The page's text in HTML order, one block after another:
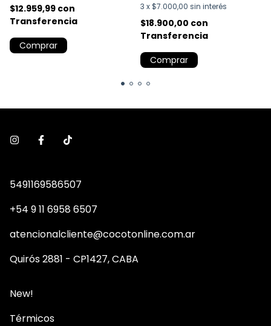
$12.959,99 con
Transferencia
Comprar
3 x $7.000,00 sin interés
$18.900,00 con
Transferencia
Comprar
5491169586507
+54 9 11 6958 6507
atencionalcliente@cocotonline.com.ar
Quirós 2881 - CP1427, CABA
New!
Térmicos